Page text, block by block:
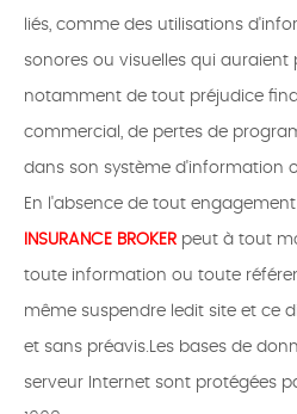
liés, comme des utilisations
sonores ou visuelles qui auraient
notamment de tout préjudice
commercial, de pertes de
dans son système d'information
En l'absence de tout
INSURANCE BROKER peut à tout
toute information ou toute
même suspendre ledit site et ce
et sans préavis.Les bases de
serveur Internet sont protégées